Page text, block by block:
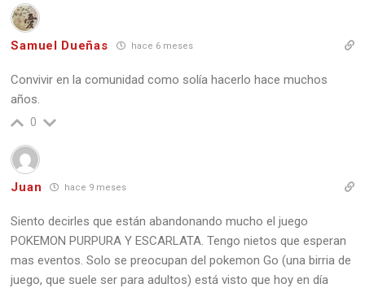
Samuel Dueñas hace 6 meses
Convivir en la comunidad como solía hacerlo hace muchos
años.
0
Juan hace 9 meses
Siento decirles que están abandonando mucho el juego
POKEMON PURPURA Y ESCARLATA. Tengo nietos que esperan
mas eventos. Solo se preocupan del pokemon Go (una birria de
juego, que suele ser para adultos) está visto que hoy en día